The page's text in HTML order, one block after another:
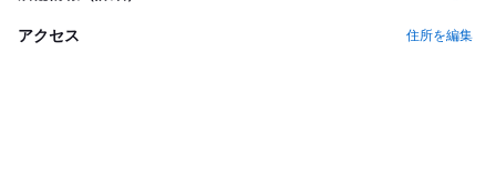
アクセス 住所を編集